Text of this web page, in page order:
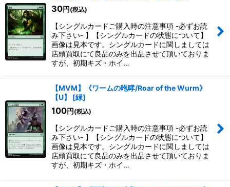
30円 (税込)
【シングルカードご購入時の注意事項 -必ずお読
み下さい- 】【シングルカードの状態について】
画像は見本です。シングルカードに関しましては
店頭買取にて良品のみを出品させて頂いておりま
すが、初期キズ・ホイ…
【MVM】《ワームの咆哮/Roar of the Wurm》
【U】
[緑]
100円 (税込)
【シングルカードご購入時の注意事項 -必ずお読
み下さい- 】【シングルカードの状態について】
画像は見本です。シングルカードに関しましては
店頭買取にて良品のみを出品させて頂いておりま
すが、初期キズ・ホイ…